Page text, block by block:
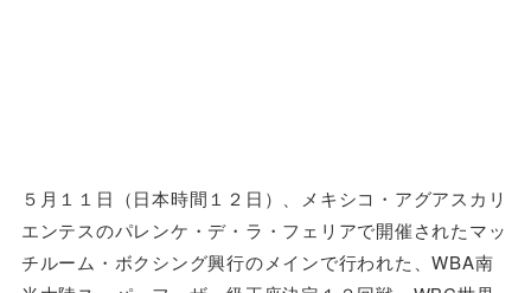
５月１１日（日本時間１２日）、メキシコ・アグアスカリ
エンテスのパレンケ・デ・ラ・フェリアで開催されたマッ
チルーム・ボクシング興行のメインで行われた、WBA南